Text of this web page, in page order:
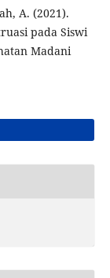
A. (2021).
pada Siswi
Madani